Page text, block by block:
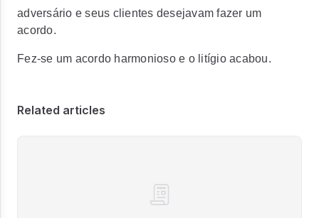
adversário e seus clientes desejavam fazer um
acordo.
Fez-se um acordo harmonioso e o litígio acabou.
Related articles